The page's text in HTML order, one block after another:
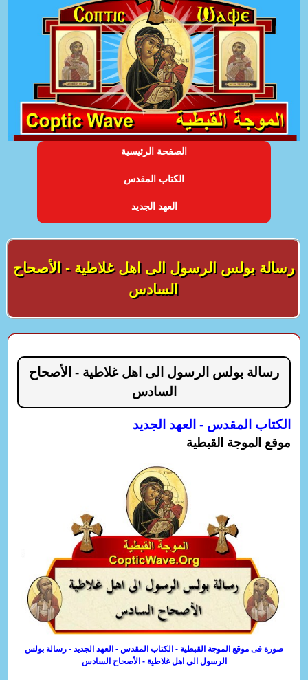
الصفحة الرئيسية
الكتاب المقدس
العهد الجديد
رسالة بولس الرسول الى اهل غلاطية - الأصحاح
السادس
رسالة بولس الرسول الى اهل غلاطية - الأصحاح
السادس
الكتاب المقدس - العهد الجديد
موقع الموجة القبطية
صورة فى موقع الموجة القبطية - الكتاب المقدس - العهد الجديد - رسالة بولس
الرسول الى اهل غلاطية - الأصحاح السادس